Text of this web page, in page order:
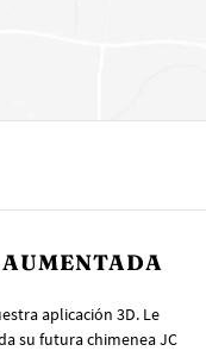
aplicación 3D. Le
su futura chimenea JC